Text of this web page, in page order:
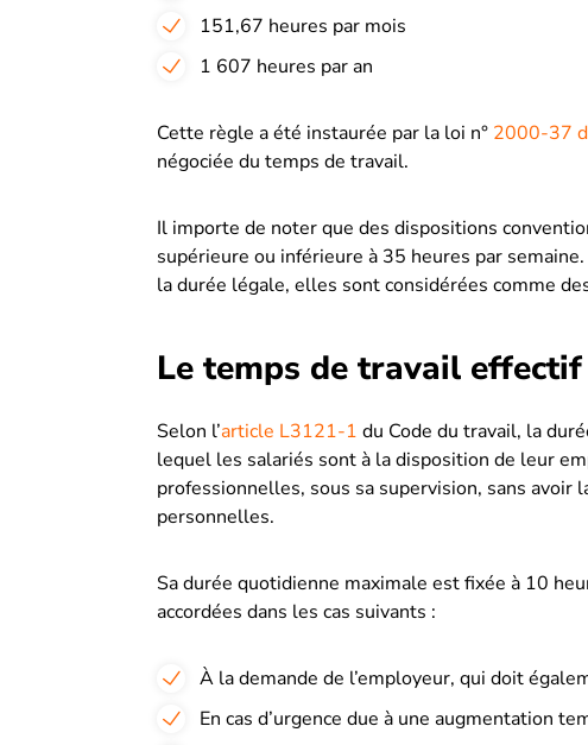
151,67 heures par mois
1 607 heures par an
Cette règle a été instaurée par la loi n° 2000-37
négociée du temps de travail.
Il importe de noter que des dispositions
supérieure ou inférieure à 35 heures par
la durée légale, elles sont considérées comme
Le temps de travail effectif
Selon l’article L3121-1 du Code du travail, la
lequel les salariés sont à la disposition de leur
professionnelles, sous sa supervision, sans avoir
personnelles.
Sa durée quotidienne maximale est fixée à 10
accordées dans les cas suivants :
À la demande de l’employeur, qui doit
En cas d’urgence due à une augmentation